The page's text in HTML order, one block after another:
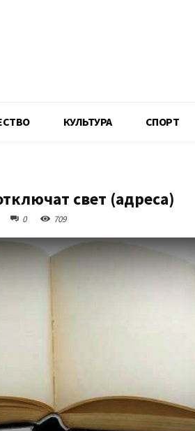
КУЛЬТУРА СПОРТ
свет (адреса)
0 709